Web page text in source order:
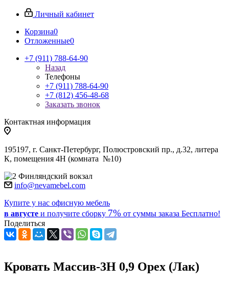
Личный кабинет
Корзина0
Отложенные0
+7 (911) 788-64-90
Назад
Телефоны
+7 (911) 788-64-90
+7 (812) 456-48-68
Заказать звонок
Контактная информация
195197, г. Санкт-Петербург, Полюстровский пр., д.32, литера
К, помещения 4Н (комната №10)
Финляндский вокзал
info@nevamebel.com
Купите у нас офисную мебель
в августе и получите сборку 7% от суммы заказа Бесплатно!
Поделиться
Кровать Массив-3Н 0,9 Орех (Лак)